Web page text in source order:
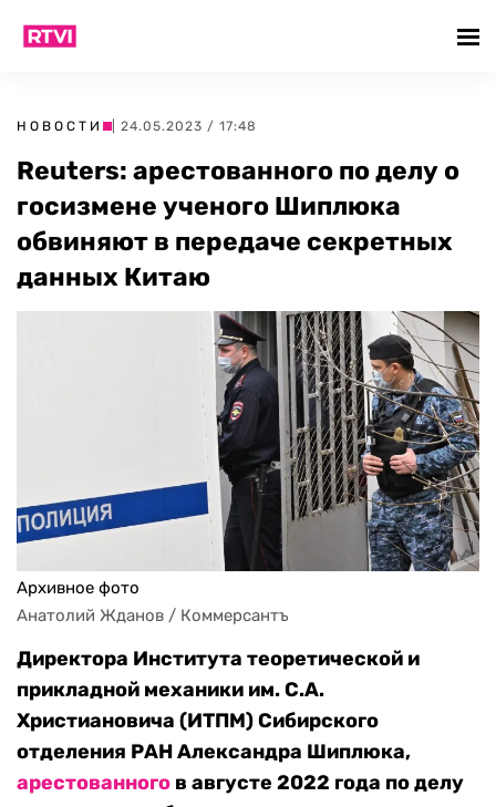
НОВОСТИ | 24.05.2023 / 17:48
Reuters: арестованного по делу о
госизмене ученого Шиплюка
обвиняют в передаче секретных
данных Китаю
Архивное фото
Анатолий Жданов / Коммерсантъ
Директора Института теоретической и
прикладной механики им. С.А.
Христиановича (ИТПМ) Сибирского
отделения РАН Александра Шиплюка,
арестованного в августе 2022 года по делу